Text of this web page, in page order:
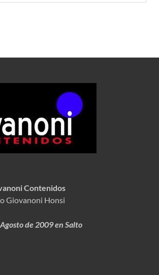
Contenidos
Giovanoni Honsi
de 2009 en Salto